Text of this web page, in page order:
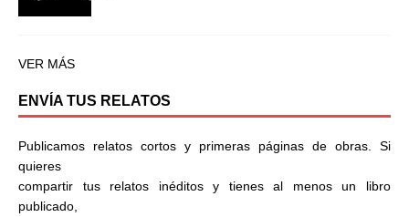
VER MÁS
ENVÍA TUS RELATOS
Publicamos relatos cortos y primeras páginas de obras. Si
quieres
compartir tus relatos inéditos y tienes al menos un libro
publicado,